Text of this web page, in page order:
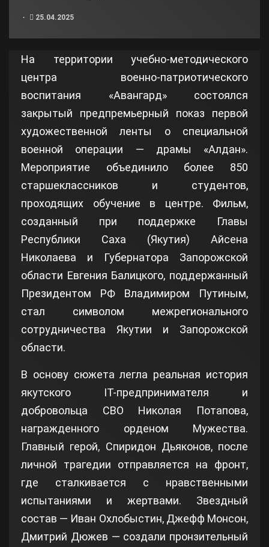
25.04.2025
На территории учебно-методического
центра военно-патриотического
воспитания «Авангард» состоялся
закрытый предпремьерный показ первой
художественной ленты о специальной
военной операции — драмы «Алдан».
Мероприятие объединило более 850
старшеклассников и студентов,
проходящих обучение в центре. Фильм,
созданный при поддержке Главы
Республики Саха (Якутия) Айсена
Николаева и Губернатора Запорожской
области Евгения Балицкого, поддержанный
Президентом РФ Владимиром Путиным,
стал символом межрегионального
сотрудничества Якутии и Запорожской
области.
В основу сюжета легла реальная история
якутского IT-предпринимателя и
добровольца СВО Николая Потапова,
награжденного орденом Мужества.
Главный герой, Спиридон Дьяконов, после
личной трагедии отправляется на фронт,
где сталкивается с нравственными
испытаниями и жертвами. Звездный
состав — Иван Охлобыстин, Джефф Монсон,
Дмитрий Дюжев — создали пронзительный